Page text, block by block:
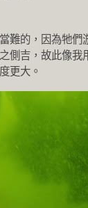
難的，因為牠
側吉，故此像我
更大。